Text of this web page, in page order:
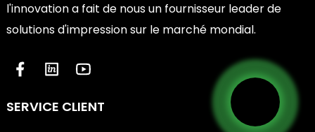
l'innovation a fait de nous un fournisseur leader de
solutions d'impression sur le marché mondial.
SERVICE CLIENT